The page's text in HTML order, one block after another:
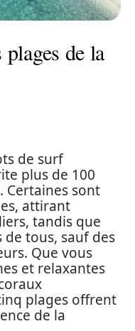
de la
de surf
plus de 100
Certaines sont
attirant
tandis que
de tous, sauf des
Que vous
et relaxantes
plages offrent
de la